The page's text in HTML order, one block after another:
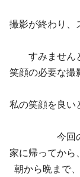
撮影が終わり、
すみません
笑顔の必要な撮
私の笑顔を良い
今回
家に帰ってから
朝から晩まで